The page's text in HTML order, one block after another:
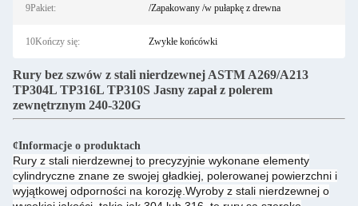
9Pakiet: /Zapakowany /w pułapkę z drewna
10Kończy się: Zwykłe końcówki
Rury bez szwów z stali nierdzewnej ASTM A269/A213
TP304L TP316L TP310S Jasny zapał z polerem
zewnętrznym 240-320G
¢Informacje o produktach
Rury z stali nierdzewnej to precyzyjnie wykonane elementy
cylindryczne znane ze swojej gładkiej, polerowanej powierzchni i
wyjątkowej odporności na korozję.Wyroby z stali nierdzewnej o